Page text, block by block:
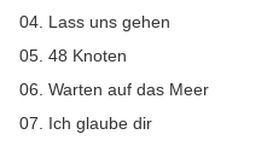
04. Lass uns gehen
05. 48 Knoten
06. Warten auf das Meer
07. Ich glaube dir